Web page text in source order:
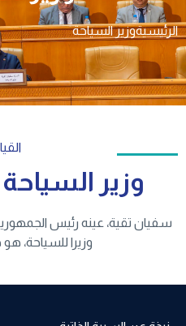
وزير السياحة
القيادة
وزير
وزيرا للسياحة، هو